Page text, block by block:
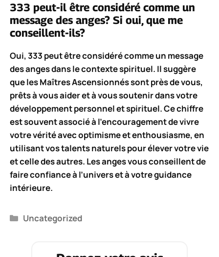
333 peut-il être considéré comme un
message des anges? Si oui, que me
conseillent-ils?
Oui,333 peut être considéré comme un message
des angesdans le contexte spirituel. Il suggère
que lesMaîtres Ascensionnéssont près de vous,
prêts à vous aider et à vous soutenir dans votre
développement personnel et spirituel. Ce chiffre
est souvent associé à l’encouragement de vivre
votre vérité avec optimisme et enthousiasme, en
utilisant vos talents naturels pour élever votre vie
et celle des autres. Les anges vous conseillent de
faire confianceà l’univers et à votreguidance
intérieure.
Catégories
Uncategorized